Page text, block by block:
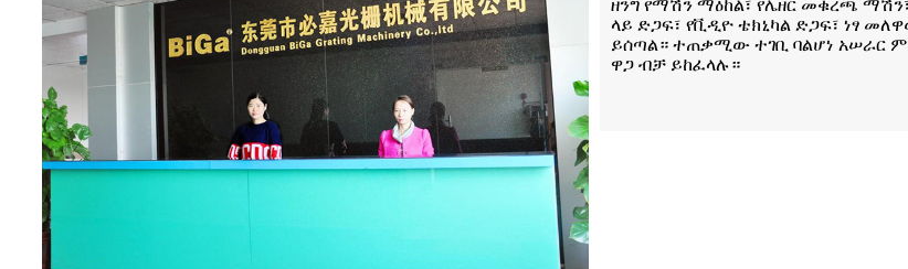
ዘንግ የማሽን ማዕከል፣ የሌዘር መቁረጫ
ላይ ድጋፍ፣ የቪዲዮ ቴክኒካል ድጋፍ፣ ነፃ
ይሰጣል። ተጠቃሚው ተገቢ ባልሆነ አሠራር
ዋጋ ብቻ ይከፈላሉ።